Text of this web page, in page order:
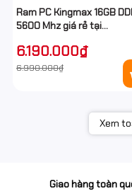
Ram PC Kingmax 16GB
5600 Mhz giá rẻ tại
6.190.000₫
6.990.000₫
Xem
Giao hàng toàn